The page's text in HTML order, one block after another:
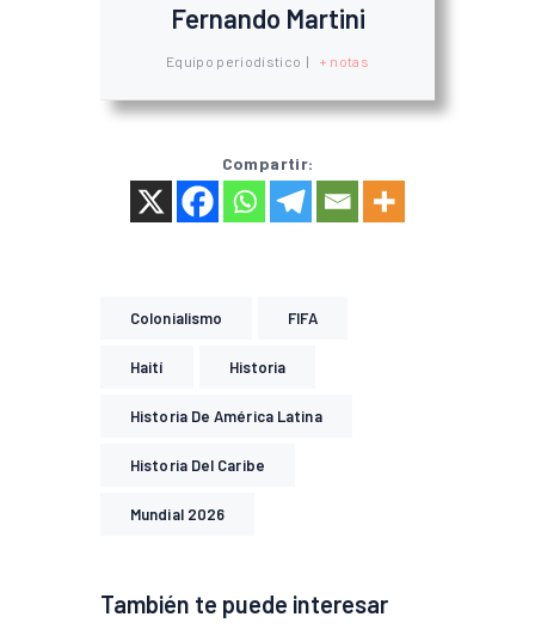
Fernando Martini
Equipo periodístico | + notas
Compartir:
Colonialismo FIFA
Haití Historia
Historia De América Latina
Historia Del Caribe
Mundial 2026
También te puede interesar